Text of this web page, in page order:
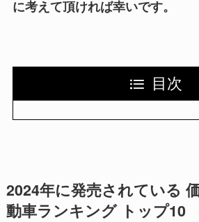
に考えて頂ければ幸いです。
目次
2024年に発売されている
動車ランキング トップ10